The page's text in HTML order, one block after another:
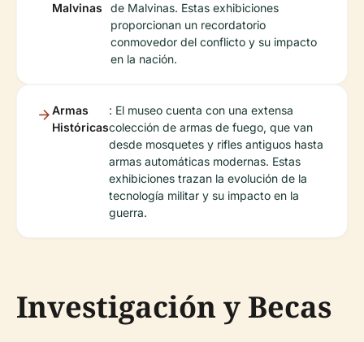
Malvinas
de Malvinas. Estas exhibiciones
proporcionan un recordatorio
conmovedor del conflicto y su impacto
en la nación.
Armas
Históricas
: El museo cuenta con una extensa
colección de armas de fuego, que van
desde mosquetes y rifles antiguos hasta
armas automáticas modernas. Estas
exhibiciones trazan la evolución de la
tecnología militar y su impacto en la
guerra.
Investigación y Becas